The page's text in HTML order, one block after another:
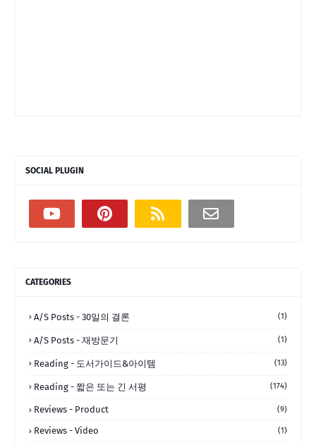
SOCIAL PLUGIN
CATEGORIES
A/S Posts - 30일의 결론 (1)
A/S Posts - 재방문기 (1)
Reading - 도서가이드&아이템 (13)
Reading - 짧은 또는 긴 서평 (174)
Reviews - Product (9)
Reviews - Video (1)